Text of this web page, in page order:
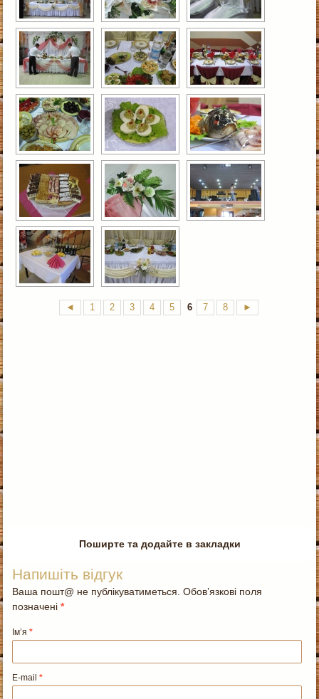
◄ 1 2 3 4 5 6 7 8 ►
Поширте та додайте в закладки
Напишіть відгук
Ваша пошт@ не публікуватиметься. Обов’язкові поля
позначені*
Ім’я*
E-mail*